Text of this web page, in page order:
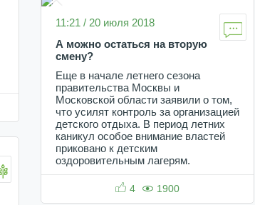
11:21 / 20 июля 2018
А можно остаться на вторую
смену?
Еще в начале летнего сезона
правительства Москвы и
Московской области заявили о том,
что усилят контроль за организацией
детского отдыха. В период летних
каникул особое внимание властей
приковано к детским
оздоровительным лагерям.
4 1900